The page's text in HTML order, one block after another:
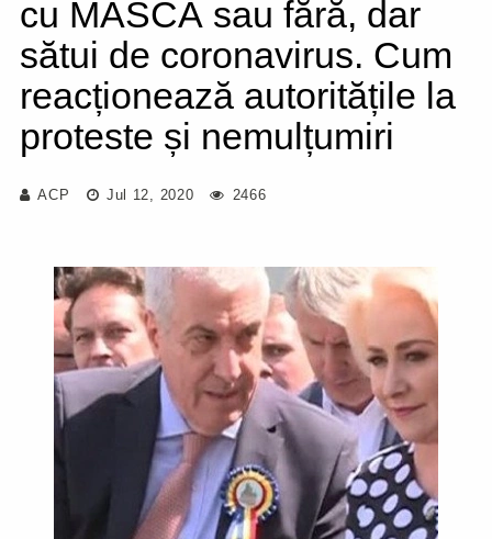
cu MASCĂ sau fără, dar
sătui de coronavirus. Cum
reacționează autoritățile la
proteste și nemulțumiri
ACP Jul 12, 2020 2466